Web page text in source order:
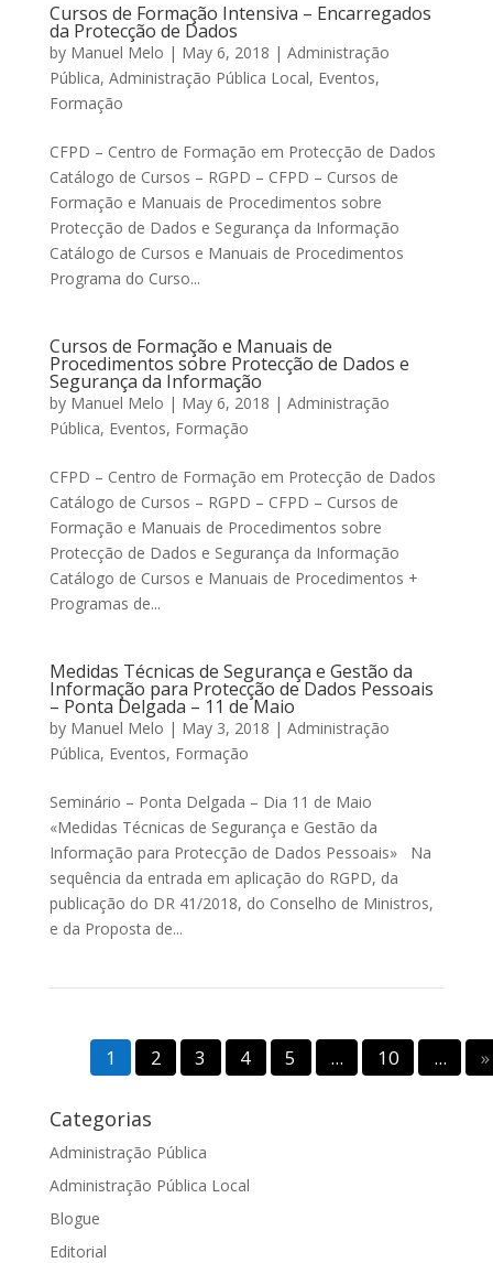
Cursos de Formação Intensiva – Encarregados
da Protecção de Dados
by Manuel Melo | May 6, 2018 | Administração
Pública, Administração Pública Local, Eventos,
Formação
CFPD – Centro de Formação em Protecção de Dados
Catálogo de Cursos – RGPD – CFPD – Cursos de
Formação e Manuais de Procedimentos sobre
Protecção de Dados e Segurança da Informação
Catálogo de Cursos e Manuais de Procedimentos
Programa do Curso...
Cursos de Formação e Manuais de
Procedimentos sobre Protecção de Dados e
Segurança da Informação
by Manuel Melo | May 6, 2018 | Administração
Pública, Eventos, Formação
CFPD – Centro de Formação em Protecção de Dados
Catálogo de Cursos – RGPD – CFPD – Cursos de
Formação e Manuais de Procedimentos sobre
Protecção de Dados e Segurança da Informação
Catálogo de Cursos e Manuais de Procedimentos +
Programas de...
Medidas Técnicas de Segurança e Gestão da
Informação para Protecção de Dados Pessoais
– Ponta Delgada – 11 de Maio
by Manuel Melo | May 3, 2018 | Administração
Pública, Eventos, Formação
Seminário – Ponta Delgada – Dia 11 de Maio
«Medidas Técnicas de Segurança e Gestão da
Informação para Protecção de Dados Pessoais» Na
sequência da entrada em aplicação do RGPD, da
publicação do DR 41/2018, do Conselho de Ministros,
e da Proposta de...
1 2 3 4 5 ... 10 ... »
Categorias
Administração Pública
Administração Pública Local
Blogue
Editorial